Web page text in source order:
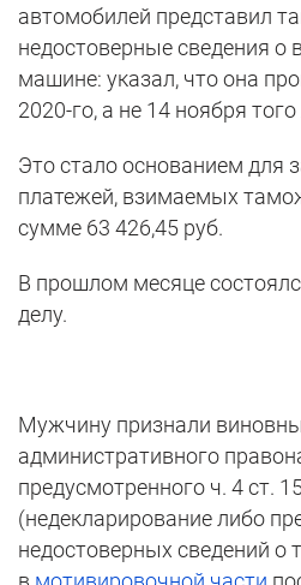
автомобилей представил
недостоверные сведения о
машине: указал, что она
2020-го, а не 14 ноября
Это стало основанием для
платежей, взимаемых
сумме 63 426,45 руб.
В прошлом месяце
делу.
Мужчину признали
административного
предусмотренного ч. 4 ст.
(недекларирование либо
недостоверных сведений о